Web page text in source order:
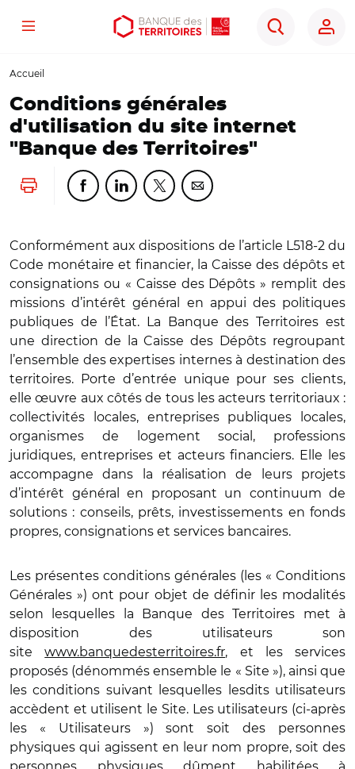
Aller
contenu
Aller
menu
Ouvrir
outils
Menu
Rechercher
Accueil
Conditions générales
d'utilisation du site internet
"Banque des Territoires"
Lancer l'impressionPartager cette page sur Facebook
Partager cette page sur Linkedin
Partager cette page sur Twitter
Partager cette page sur
Conformément aux dispositions de l’article L518-2 du
Code monétaire et financier, la Caisse des dépôts et
consignations ou « Caisse des Dépôts » remplit des
missions d’intérêt général en appui des politiques
publiques de l’État. La Banque des Territoires est
une direction de la Caisse des Dépôts regroupant
l’ensemble des expertises internes à destination des
territoires. Porte d’entrée unique pour ses clients,
elle œuvre aux côtés de tous les acteurs territoriaux :
collectivités locales, entreprises publiques locales,
organismes de logement social, professions
juridiques, entreprises et acteurs financiers. Elle les
accompagne dans la réalisation de leurs projets
d’intérêt général en proposant un continuum de
solutions : conseils, prêts, investissements en fonds
propres, consignations et services bancaires.
Les présentes conditions générales (les « Conditions
Générales ») ont pour objet de définir les modalités
selon lesquelles la Banque des Territoires met à
disposition des utilisateurs son
sitewww.banquedesterritoires.fr, et les services
proposés (dénommés ensemble le « Site »), ainsi que
les conditions suivant lesquelles lesdits utilisateurs
accèdent et utilisent le Site. Les utilisateurs (ci-après
les « Utilisateurs ») sont soit des personnes
physiques qui agissent en leur nom propre, soit des